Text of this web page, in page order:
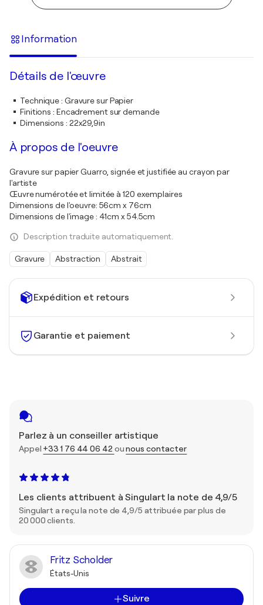
Expédition et retours
Garantie et paiement
Parlez à un conseiller artistique
Appel +33 1 76 44 06 42ounous contacter
Les clients attribuent à Singulart la note de 4,9/5
Singulart a reçu la note de 4,9/5 attribuée par plus de
20 000 clients.
Fritz Scholder
États-Unis
Suivre
Information
Détails de l'œuvre
Technique: Gravure sur Papier
Finitions : Encadrement sur demande
Dimensions : 22x29,9in
À propos de l'oeuvre
Gravure sur papier Guarro, signée et justifiée au crayon par
l'artiste
Œuvre numérotée et limitée à 120 exemplaires
Dimensions de l'oeuvre: 56cm x 76cm
Dimensions de l'image : 41cm x 54.5cm
Description traduite automatiquement.
Gravure Abstraction Abstrait